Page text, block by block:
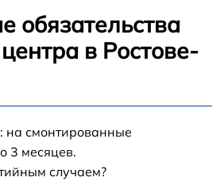
обязательства
в Ростове-
на смонтированные
3 месяцев.
случаем?